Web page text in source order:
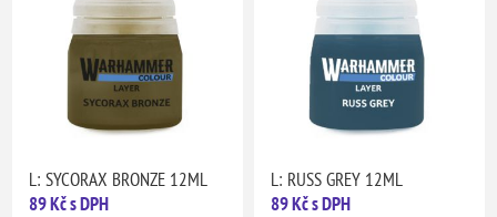
L: SYCORAX BRONZE 12ML
89 Kč s DPH
L: RUSS GREY 12ML
89 Kč s DPH